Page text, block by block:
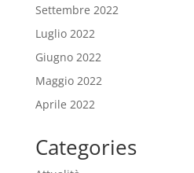
Settembre 2022
Luglio 2022
Giugno 2022
Maggio 2022
Aprile 2022
Categories